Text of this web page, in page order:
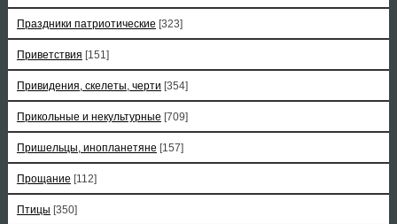
Праздники патриотические [323]
Приветствия [151]
Привидения, скелеты, черти [354]
Прикольные и некультурные [709]
Пришельцы, инопланетяне [157]
Прощание [112]
Птицы [350]